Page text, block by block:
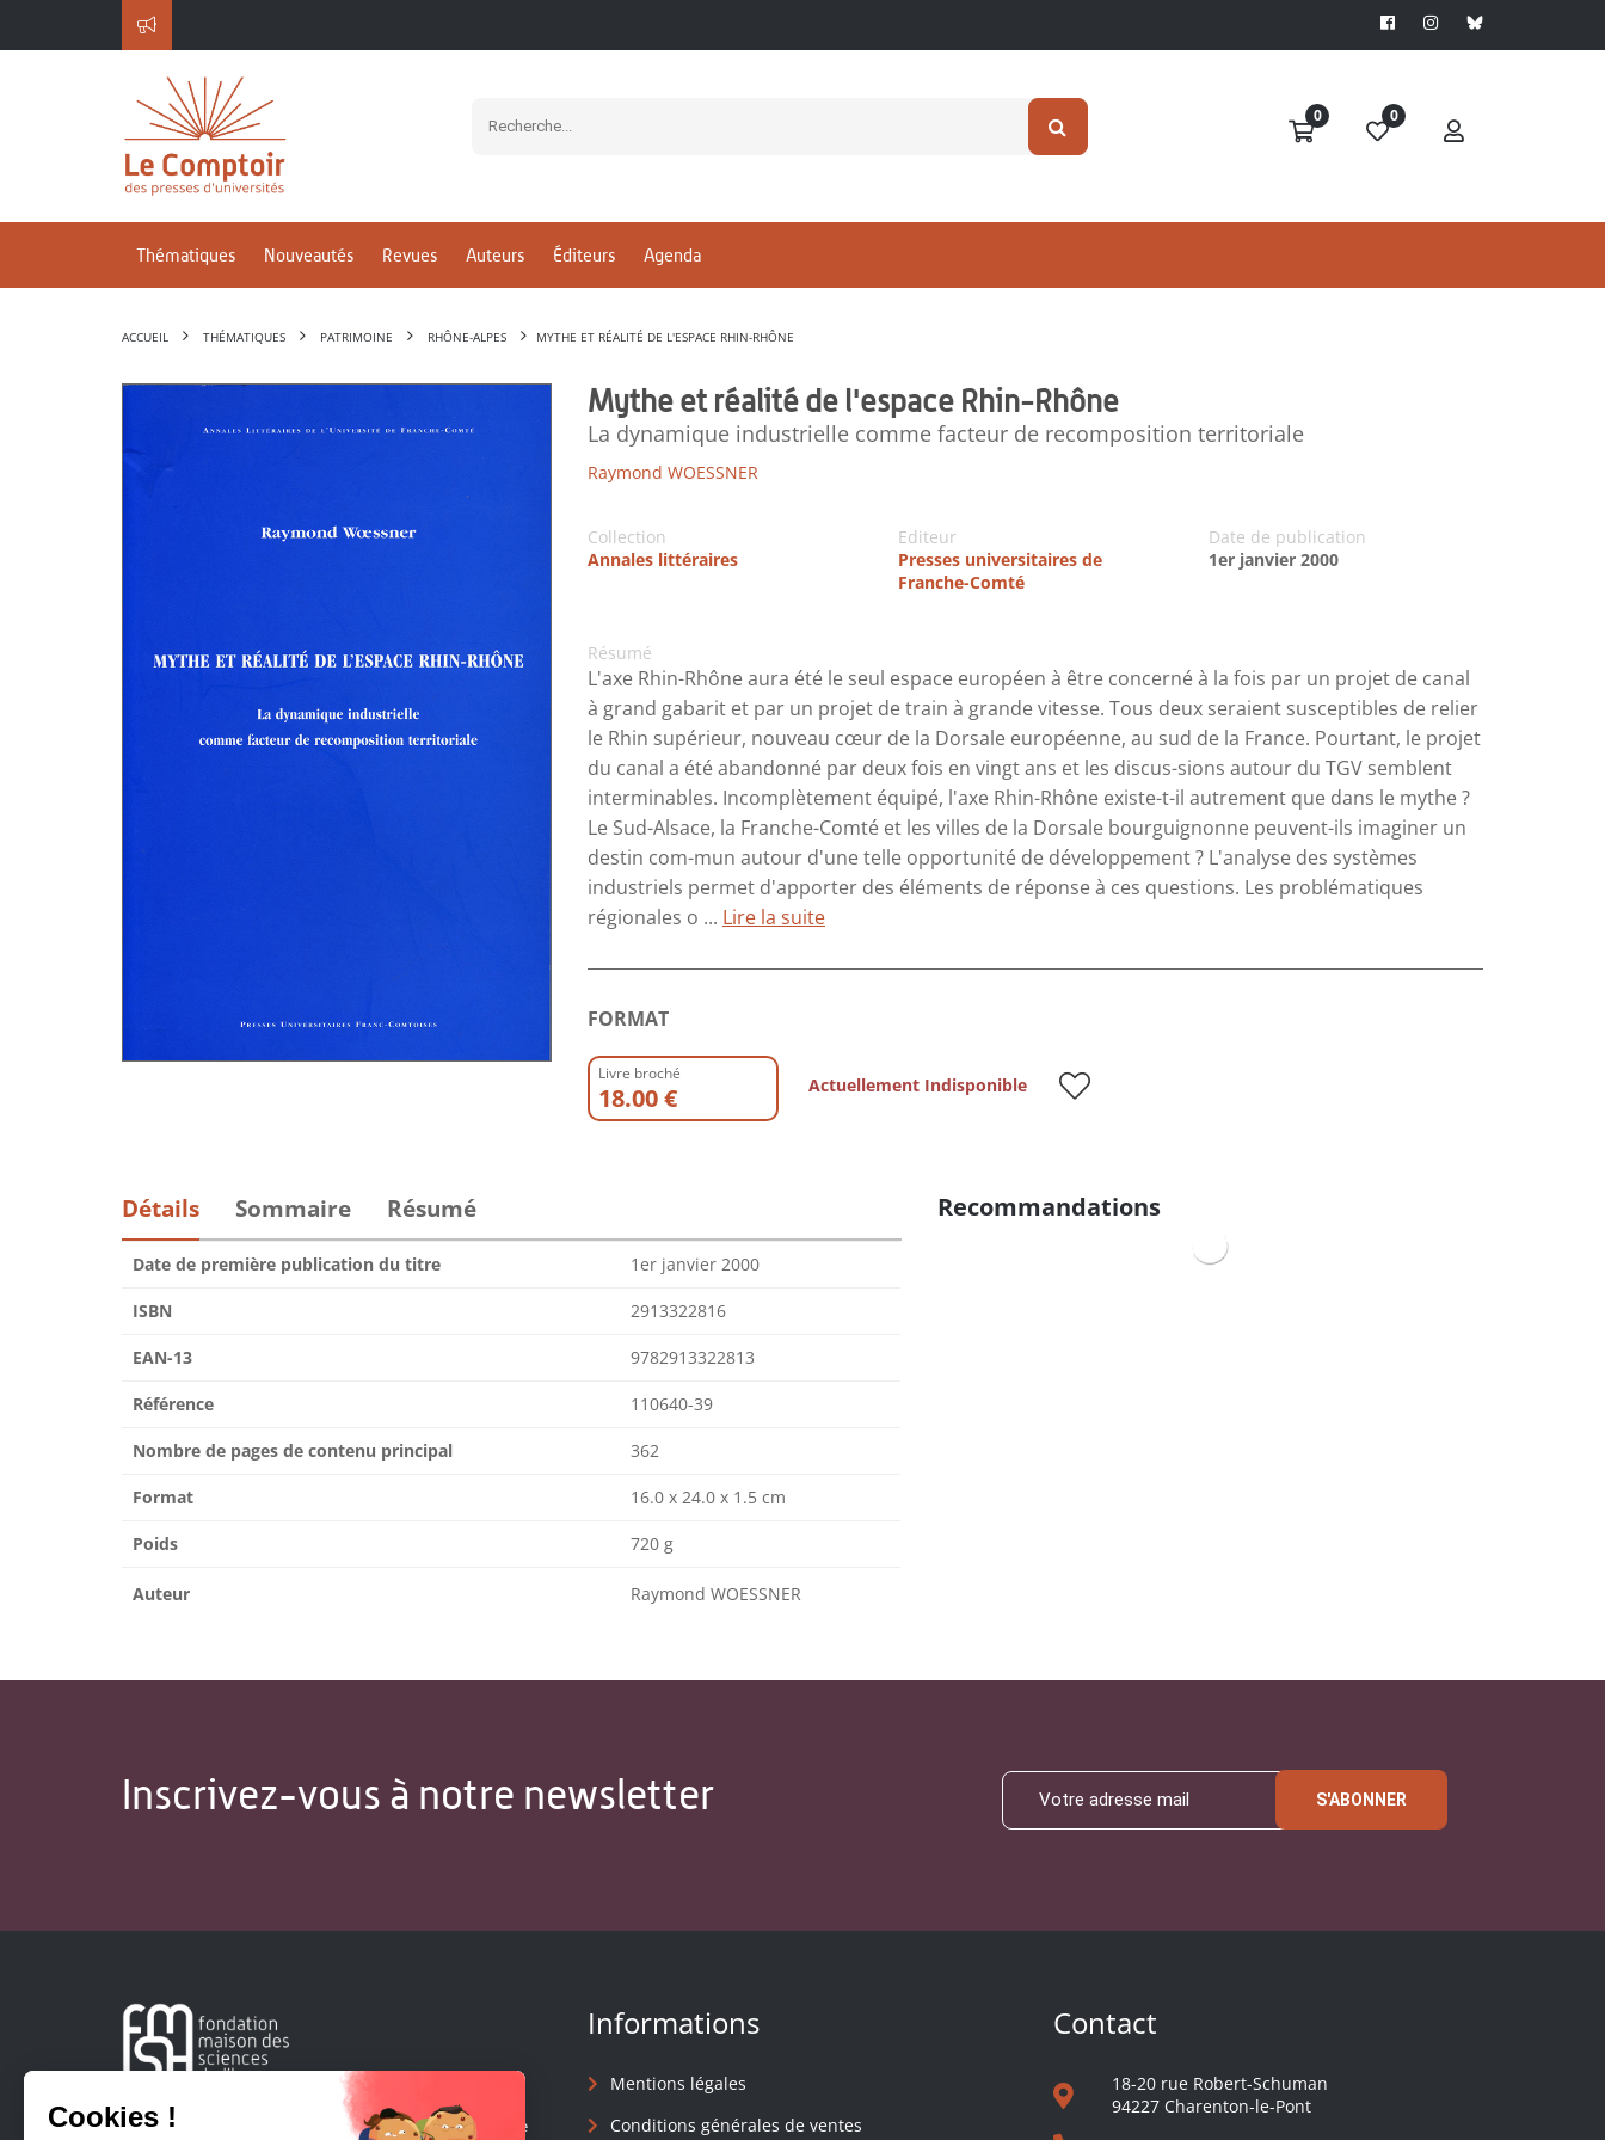
0 0
Thématiques Nouveautés Revues Auteurs Éditeurs Agenda
ACCUEIL THÉMATIQUES PATRIMOINE RHÔNE-ALPES MYTHE ET RÉALITÉ DE L'ESPACE RHIN-RHÔNE
Mythe et réalité de l'espace Rhin-Rhône
La dynamique industrielle comme facteur de recomposition territoriale
Raymond WOESSNER
Collection
Annales littéraires
Editeur
Presses universitaires de
Franche-Comté
Date de publication
1er janvier 2000
Résumé
L'axe Rhin-Rhône aura été le seul espace européen à être concerné à la fois par un projet de canal
à grand gabarit et par un projet de train à grande vitesse. Tous deux seraient susceptibles de relier
le Rhin supérieur, nouveau cœur de la Dorsale européenne, au sud de la France. Pourtant, le projet
du canal a été abandonné par deux fois en vingt ans et les discus-sions autour du TGV semblent
interminables. Incomplètement équipé, l'axe Rhin-Rhône existe-t-il autrement que dans le mythe ?
Le Sud-Alsace, la Franche-Comté et les villes de la Dorsale bourguignonne peuvent-ils imaginer un
destin com-mun autour d'une telle opportunité de développement ? L'analyse des systèmes
industriels permet d'apporter des éléments de réponse à ces questions. Les problématiques
régionales o ... Lire la suite
FORMAT
Livre broché
18.00 € Actuellement Indisponible
Détails Sommaire Résumé
Date de première publication du titre 1er janvier 2000
ISBN 2913322816
EAN-13 9782913322813
Référence 110640-39
Nombre de pages de contenu principal 362
Format 16.0 x 24.0 x 1.5 cm
Poids 720 g
Auteur Raymond WOESSNER
Recommandations
Inscrivez-vous à notre newsletter S'ABONNER
Créée en 1963, la Fondation Maison Sciences de l'Homme
Informations
Mentions légales
Conditions générales de ventes
Contact
18-20 rue Robert-Schuman
94227 Charenton-le-Pont